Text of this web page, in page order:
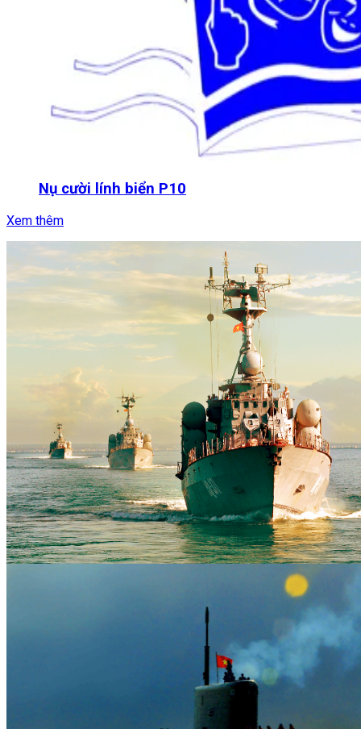
Nụ cười lính biển P10
Xem thêm